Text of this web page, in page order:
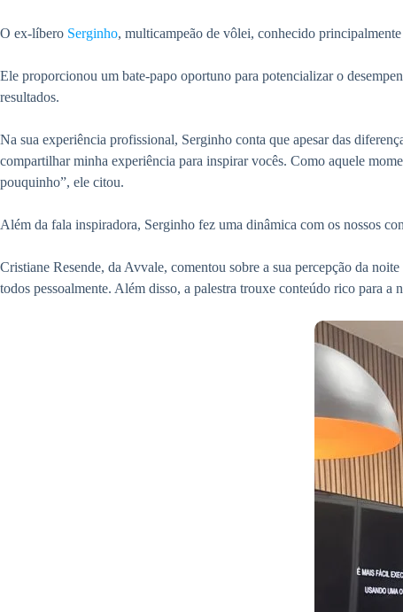
O ex-líbero Serginho, multicampeão de vôlei, conhecido
Ele proporcionou um bate-papo oportuno para potencializar o
resultados.
Na sua experiência profissional, Serginho conta que apesar das
compartilhar minha experiência para inspirar vocês. Como aquele
pouquinho”, ele citou.
Além da fala inspiradora, Serginho fez uma dinâmica com os nossos
Cristiane Resende, da Avvale, comentou sobre a sua percepção da
todos pessoalmente. Além disso, a palestra trouxe conteúdo rico para